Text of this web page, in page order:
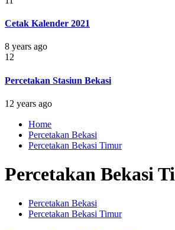
Cetak Kalender 2021
8 years ago
12
Percetakan Stasiun Bekasi
12 years ago
Home
Percetakan Bekasi
Percetakan Bekasi Timur
Percetakan Bekasi
Percetakan Bekasi
Percetakan Bekasi Timur